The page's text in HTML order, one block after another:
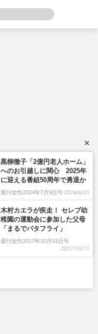
×
黒柳徹子「2億円老人ホーム」
へのお引越しに関心 2025年
に迎える番組50周年で勇退か
週刊女性2024年7月9日号 2024/6/25
木村カエラが疾走！ セレブ幼
稚園の運動会に参加した父母
「まるでバタフライ」
週刊女性2017年10月31日号
2017/10/17